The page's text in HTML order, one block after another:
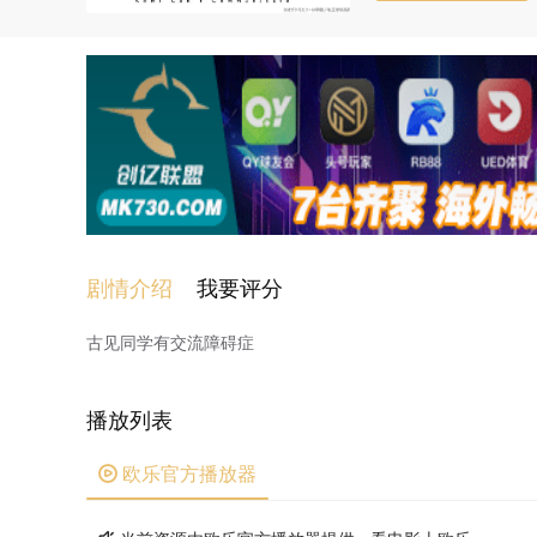
剧情介绍 我要评分
古见同学有交流障碍症
播放列表
 欧乐官方播放器